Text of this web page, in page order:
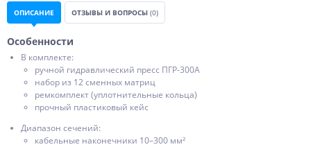
ОПИСАНИЕ ОТЗЫВЫ И ВОПРОСЫ (0)
Особенности
В комплекте:
ручной гидравлический пресс ПГР-300А
набор из 12 сменных матриц
ремкомплект (уплотнительные кольца)
прочный пластиковый кейс
Диапазон сечений:
кабельные наконечники 10–300 мм²